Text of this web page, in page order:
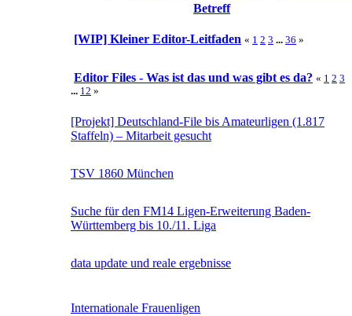
Betreff
[WIP] Kleiner Editor-Leitfaden « 1 2 3 ... 36 »
Editor Files - Was ist das und was gibt es da? « 1 2 3
... 12 »
[Projekt] Deutschland-File bis Amateurligen (1.817
Staffeln) – Mitarbeit gesucht
TSV 1860 München
Suche für den FM14 Ligen-Erweiterung Baden-
Württemberg bis 10./11. Liga
data update und reale ergebnisse
Internationale Frauenligen